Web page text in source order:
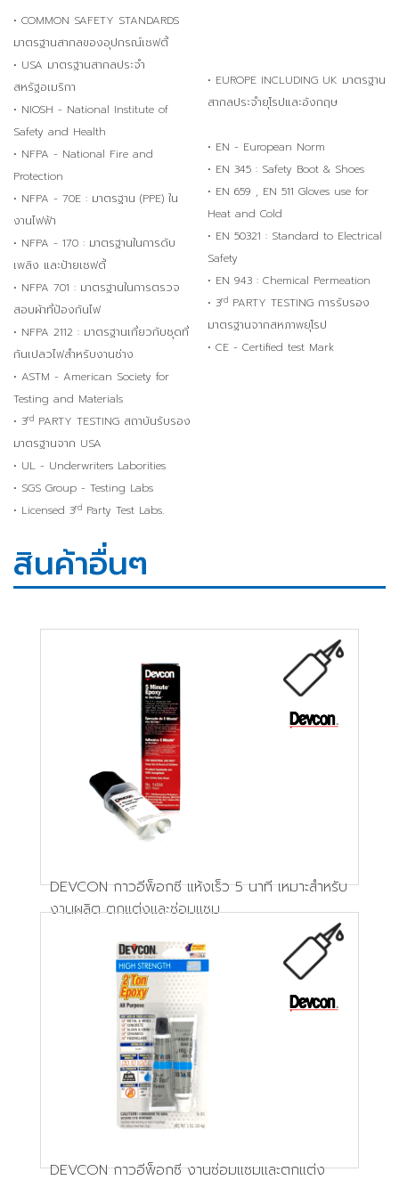
• COMMON SAFETY STANDARDS
มาตรฐานสากลของอุปกรณ์เซฟตี้
• USA มาตรฐานสากลประจำ
สหรัฐอเมริกา
• NIOSH - National Institute of
Safety and Health
• NFPA - National Fire and
Protection
• NFPA - 70E : มาตรฐาน (PPE) ใน
งานไฟฟ้า
• NFPA - 170 : มาตรฐานในการดับ
เพลิง และป้ายเซฟตี้
• NFPA 701 : มาตรฐานในการตรวจ
สอบผ้าที่ป้องกันไฟ
• NFPA 2112 : มาตรฐานเกี่ยวกับชุดที่
กันเปลวไฟสำหรับงานช่าง
• ASTM - American Society for
Testing and Materials
• 3rd PARTY TESTING สถาบันรับรอง
มาตรฐานจาก USA
• UL - Underwriters Laborities
• SGS Group - Testing Labs
• Licensed 3rd Party Test Labs.
• EUROPE INCLUDING UK มาตรฐาน
สากลประจำยุโรปและอังกฤษ
• EN - European Norm
• EN 345 : Safety Boot & Shoes
• EN 659 , EN 511 Gloves use for
Heat and Cold
• EN 50321 : Standard to Electrical
Safety
• EN 943 : Chemical Permeation
• 3rd PARTY TESTING การรับรอง
มาตรฐานจากสหภาพยุโรป
• CE - Certified test Mark
สินค้าอื่นๆ
DEVCON กาวอีพ็อกซี แห้งเร็ว 5 นาที เหมาะสำหรับ
งานผลิต ตกแต่งและซ่อมแซม
DEVCON กาวอีพ็อกซี งานซ่อมแซมและตกแต่ง